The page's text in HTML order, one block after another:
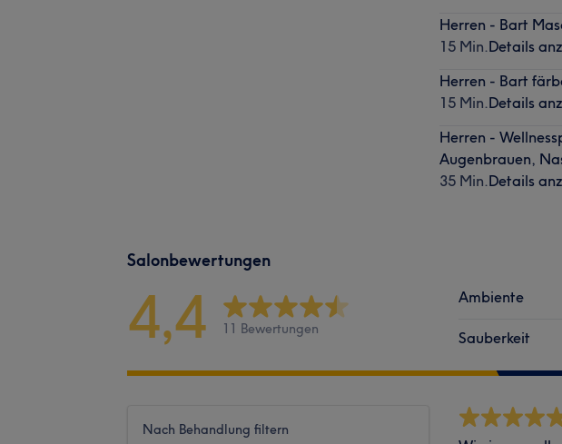
Herren - Bart
15 Min.Details
Herren - Bart
15 Min.Details
Herren -
Augenbrauen,
35 Min.Details
Salonbewertungen
4,4 11 Bewertungen
Ambiente
Sauberkeit
Nach Behandlung filtern